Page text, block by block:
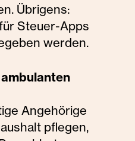
Übrigens:
Steuer-Apps
werden.
Angehörige
pflegen,